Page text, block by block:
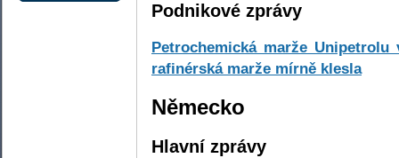
Podnikové zprávy
Petrochemická marže
rafinérská marže mírně klesla
Německo
Hlavní zprávy